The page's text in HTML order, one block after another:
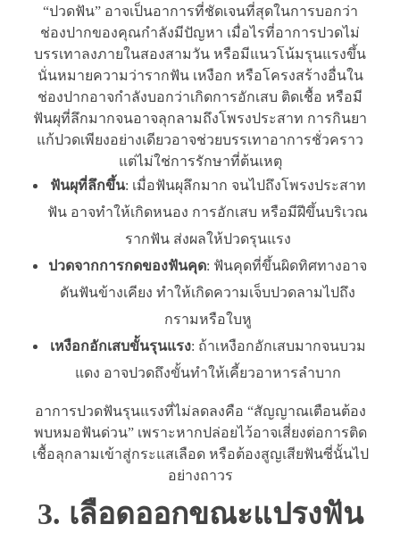
“ปวดฟัน” อาจเป็นอาการที่ชัดเจนที่สุดในการบอกว่า
ช่องปากของคุณกำลังมีปัญหา เมื่อไรที่อาการปวดไม่
บรรเทาลงภายในสองสามวัน หรือมีแนวโน้มรุนแรงขึ้น
นั่นหมายความว่ารากฟัน เหงือก หรือโครงสร้างอื่นใน
ช่องปากอาจกำลังบอกว่าเกิดการอักเสบ ติดเชื้อ หรือมี
ฟันผุที่ลึกมากจนอาจลุกลามถึงโพรงประสาท การกินยา
แก้ปวดเพียงอย่างเดียวอาจช่วยบรรเทาอาการชั่วคราว
แต่ไม่ใช่การรักษาที่ต้นเหตุ
ฟันผุที่ลึกขึ้น: เมื่อฟันผุลึกมาก จนไปถึงโพรงประสาท
ฟัน อาจทำให้เกิดหนอง การอักเสบ หรือมีฝีขึ้นบริเวณ
รากฟัน ส่งผลให้ปวดรุนแรง
ปวดจากการกดของฟันคุด: ฟันคุดที่ขึ้นผิดทิศทางอาจ
ดันฟันข้างเคียง ทำให้เกิดความเจ็บปวดลามไปถึง
กรามหรือใบหู
เหงือกอักเสบขั้นรุนแรง: ถ้าเหงือกอักเสบมากจนบวม
แดง อาจปวดถึงขั้นทำให้เคี้ยวอาหารลำบาก
อาการปวดฟันรุนแรงที่ไม่ลดลงคือ “สัญญาณเตือนต้อง
พบหมอฟันด่วน” เพราะหากปล่อยไว้อาจเสี่ยงต่อการติด
เชื้อลุกลามเข้าสู่กระแสเลือด หรือต้องสูญเสียฟันซี่นั้นไป
อย่างถาวร
3. เลือดออกขณะแปรงฟัน